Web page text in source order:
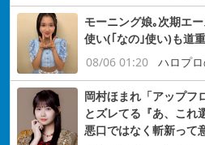
モーニング娘｡次期エ
使い(｢なの｣使い)も道
08/06 01:20
ハロプ
岡村ほまれ「アップフ
とズレてる『あ、これ
悪口ではなく斬新って